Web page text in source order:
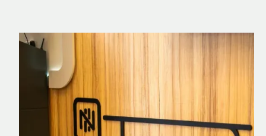
Nomad Explorer
Cartão de crédito brasileiro com cashback